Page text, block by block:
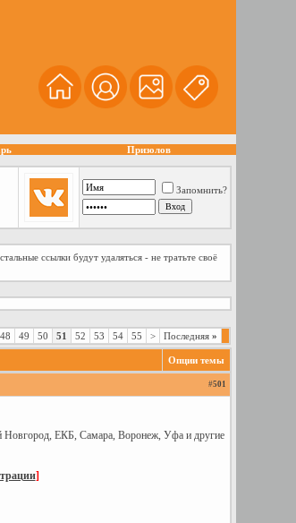
Призолов
Запомнить?
ссылки будут удаляться - не тратьте своё
48 49 50 51 52 53 54 55 > Последняя»
Опции темы
#501
Новгород, ЕКБ, Самара, Воронеж, Уфа и другие
]